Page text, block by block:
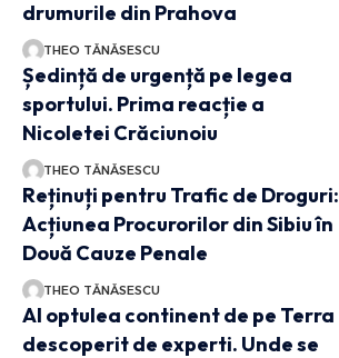
drumurile din Prahova
THEO TĂNĂSESCU
Ședință de urgență pe legea
sportului. Prima reacție a
Nicoletei Crăciunoiu
THEO TĂNĂSESCU
Reținuți pentru Trafic de Droguri:
Acțiunea Procurorilor din Sibiu în
Două Cauze Penale
THEO TĂNĂSESCU
Al optulea continent de pe Terra
descoperit de experti. Unde se